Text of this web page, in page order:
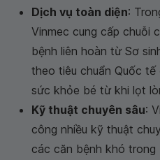
Dịch vụ toàn diện:
Vinmec cung cấp chuỗi
bệnh liên hoàn từ Sơ
theo tiêu chuẩn Quốc
sức khỏe bé từ khi lọt
Kỹ thuật chuyên sâu:
công nhiều kỹ thuật
các căn bệnh khó trong